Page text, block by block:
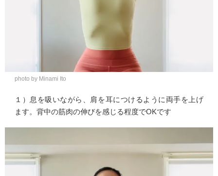
photo by Minami Ito
１）息を吸いながら、肩を耳につけるように両手を上げ
ます。背中の筋肉の伸びを感じる程度でOKです